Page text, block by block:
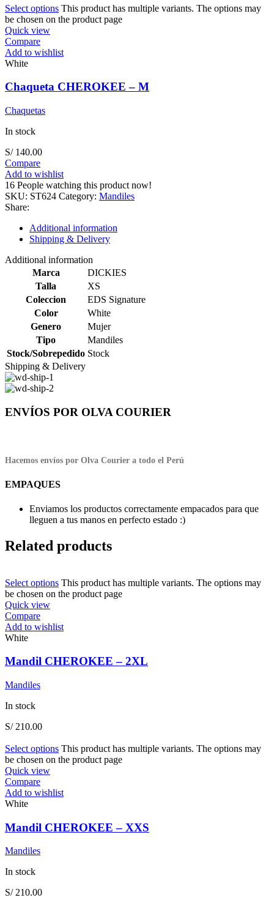
Select options This product has multiple variants. The options may
be chosen on the product page
Quick view
Compare
Add to wishlist
White
Chaqueta CHEROKEE – M
Chaquetas
In stock
S/140.00
Compare
Add to wishlist
16 People watching this product now!
SKU: ST624 Category: Mandiles
Share:
Additional information
Shipping & Delivery
Additional information
Marca
DICKIES
Talla
XS
Coleccion
EDS Signature
Color
White
Genero
Mujer
Tipo
Mandiles
Stock/Sobrepedido Stock
Shipping & Delivery
ENVÍOS POR OLVA COURIER
Hacemos envíos por Olva Courier a todo el Perú
EMPAQUES
Enviamos los productos correctamente empacados para que
lleguen a tus manos en perfecto estado :)
Related products
Select options This product has multiple variants. The options may
be chosen on the product page
Quick view
Compare
Add to wishlist
White
Mandil CHEROKEE – 2XL
Mandiles
In stock
S/210.00
Select options This product has multiple variants. The options may
be chosen on the product page
Quick view
Compare
Add to wishlist
White
Mandil CHEROKEE – XXS
Mandiles
In stock
S/210.00